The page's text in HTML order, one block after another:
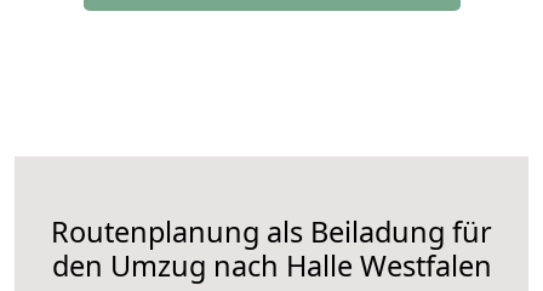
Routenplanung als Beiladung für
den Umzug nach Halle Westfalen